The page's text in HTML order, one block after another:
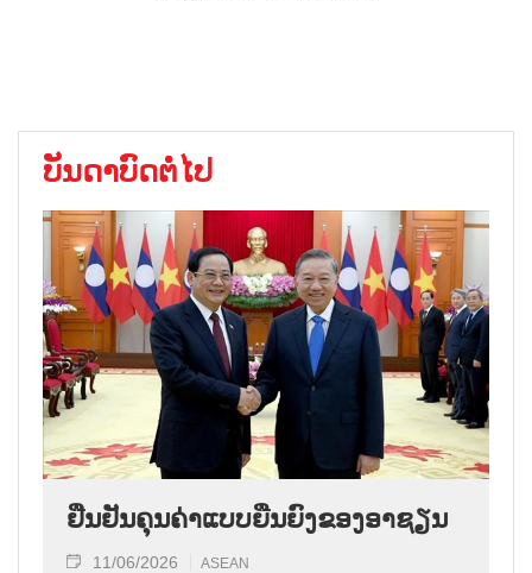
ບັນດາບົດຕໍ່ໄປ
ຢືນຢັນຄຸນຄ່າແບບຍືນຍົງຂອງອາຊຽນ
11/06/2026 ASEAN